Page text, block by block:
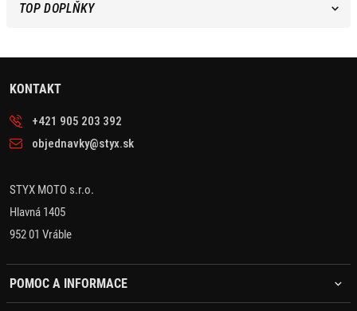
TOP DOPLŇKY
KONTAKT
+421 905 203 392
objednavky@styx.sk
STYX MOTO s.r.o.
Hlavná 1405
952 01 Vráble
POMOC A INFORMACE